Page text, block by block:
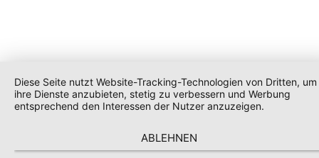
Diese Seite nutzt Website-Tracking-Technologien von Dritten, um
ihre Dienste anzubieten, stetig zu verbessern und Werbung
entsprechend den Interessen der Nutzer anzuzeigen.
ABLEHNEN